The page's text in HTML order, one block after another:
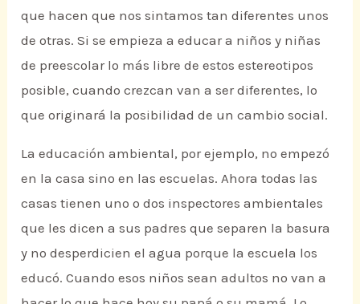
que hacen que nos sintamos tan diferentes unos
de otras. Si se empieza a educar a niños y niñas
de preescolar lo más libre de estos estereotipos
posible, cuando crezcan van a ser diferentes, lo
que originará la posibilidad de un cambio social.
La educación ambiental, por ejemplo, no empezó
en la casa sino en las escuelas. Ahora todas las
casas tienen uno o dos inspectores ambientales
que les dicen a sus padres que separen la basura
y no desperdicien el agua porque la escuela los
educó. Cuando esos niños sean adultos no van a